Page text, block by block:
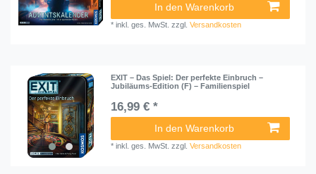
In den Warenkorb
*inkl. ges. MwSt. zzgl.Versandkosten
EXIT – Das Spiel: Der perfekte Einbruch –
Jubiläums-Edition (F) – Familienspiel
16,99 € *
In den Warenkorb
*inkl. ges. MwSt. zzgl.Versandkosten